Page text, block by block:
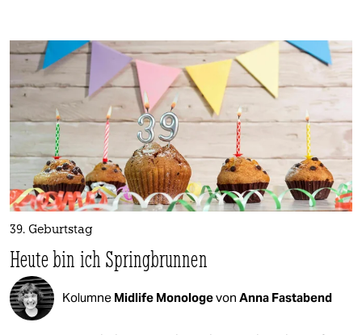
39. Geburtstag
Heute bin ich Springbrunnen
Kolumne Midlife Monologevon Anna Fastabend